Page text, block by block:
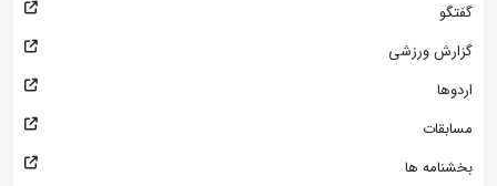
گفتگو
گزارش ورزشی
اردوها
مسابقات
بخشنامه ها